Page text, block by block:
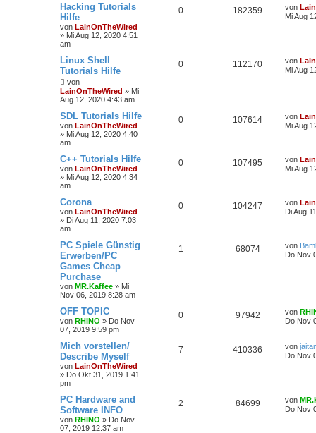
Hacking Tutorials
Hilfe
von LainOnTheWired
» Mi Aug 12, 2020 4:51
am
0 182359 von
Mi Aug
Linux Shell
Tutorials Hilfe
von
LainOnTheWired » Mi
Aug 12, 2020 4:43 am
0 112170 von
Mi Aug
SDL Tutorials Hilfe
von LainOnTheWired
» Mi Aug 12, 2020 4:40
am
0 107614 von
Mi Aug
C++ Tutorials Hilfe
von LainOnTheWired
» Mi Aug 12, 2020 4:34
am
0 107495 von
Mi Aug
Corona
von LainOnTheWired
» Di Aug 11, 2020 7:03
am
0 104247 von
Di Aug
PC Spiele Günstig
Erwerben/PC
Games Cheap
Purchase
von MR.Kaffee » Mi
Nov 06, 2019 8:28 am
1 68074 von
Do Nov
OFF TOPIC
von RHINO » Do Nov
07, 2019 9:59 pm
0 97942 von
Do Nov
Mich vorstellen/
Describe Myself
von LainOnTheWired
» Do Okt 31, 2019 1:41
pm
7 410336 von
Do Nov
PC Hardware and
Software INFO
von RHINO » Do Nov
07, 2019 12:37 am
2 84699 von
Do Nov